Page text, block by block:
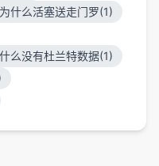
为什么活塞送走门罗(1)
么没有杜兰特数据(1)